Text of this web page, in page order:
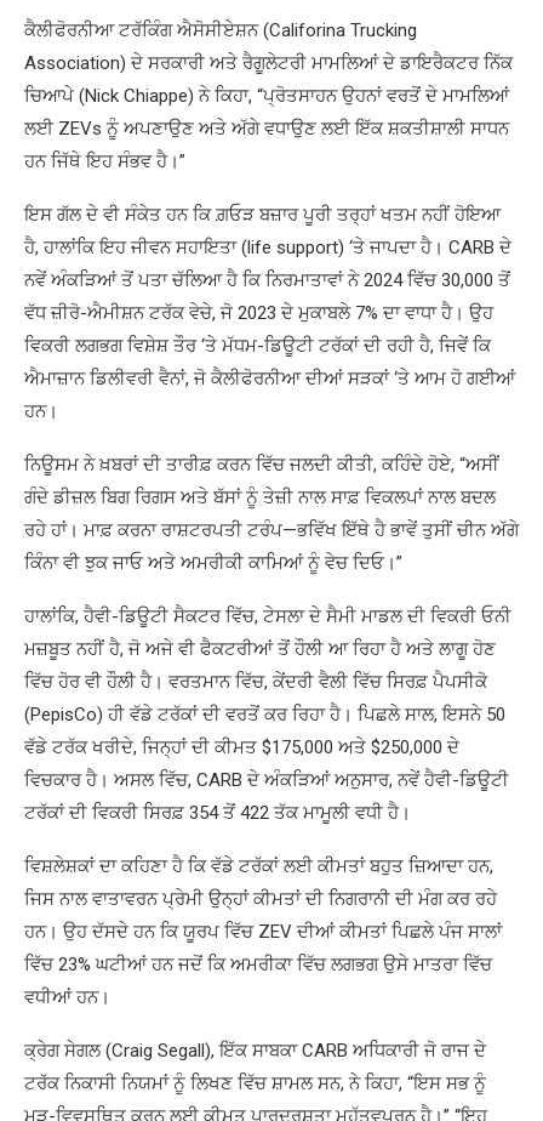
ਕੈਲੀਫੋਰਨੀਆ ਟਰੱਕਿੰਗ ਐਸੋਸੀਏਸ਼ਨ (Califorina Trucking
Association) ਦੇ ਸਰਕਾਰੀ ਅਤੇ ਰੈਗੂਲੇਟਰੀ ਮਾਮਲਿਆਂ ਦੇ ਡਾਇਰੈਕਟਰ ਨਿੱਕ
ਚਿਆਪੇ (Nick Chiappe) ਨੇ ਕਿਹਾ, “ਪ੍ਰੋਤਸਾਹਨ ਉਹਨਾਂ ਵਰਤੋਂ ਦੇ ਮਾਮਲਿਆਂ
ਲਈ ZEVs ਨੂੰ ਅਪਣਾਉਣ ਅਤੇ ਅੱਗੇ ਵਧਾਉਣ ਲਈ ਇੱਕ ਸ਼ਕਤੀਸ਼ਾਲੀ ਸਾਧਨ
ਹਨ ਜਿੱਥੇ ਇਹ ਸੰਭਵ ਹੈ।”
ਇਸ ਗੱਲ ਦੇ ਵੀ ਸੰਕੇਤ ਹਨ ਕਿ ਗ਼ਓੜ ਬਜ਼ਾਰ ਪੂਰੀ ਤਰ੍ਹਾਂ ਖਤਮ ਨਹੀਂ ਹੋਇਆ
ਹੈ, ਹਾਲਾਂਕਿ ਇਹ ਜੀਵਨ ਸਹਾਇਤਾ (life support) ‘ਤੇ ਜਾਪਦਾ ਹੈ। CARB ਦੇ
ਨਵੇਂ ਅੰਕੜਿਆਂ ਤੋਂ ਪਤਾ ਚੱਲਿਆ ਹੈ ਕਿ ਨਿਰਮਾਤਾਵਾਂ ਨੇ 2024 ਵਿੱਚ 30,000 ਤੋਂ
ਵੱਧ ਜ਼ੀਰੋ-ਐਮੀਸ਼ਨ ਟਰੱਕ ਵੇਚੇ, ਜੋ 2023 ਦੇ ਮੁਕਾਬਲੇ 7% ਦਾ ਵਾਧਾ ਹੈ। ਉਹ
ਵਿਕਰੀ ਲਗਭਗ ਵਿਸ਼ੇਸ਼ ਤੌਰ ‘ਤੇ ਮੱਧਮ-ਡਿਊਟੀ ਟਰੱਕਾਂ ਦੀ ਰਹੀ ਹੈ, ਜਿਵੇਂ ਕਿ
ਐਮਾਜ਼ਾਨ ਡਿਲੀਵਰੀ ਵੈਨਾਂ, ਜੋ ਕੈਲੀਫੋਰਨੀਆ ਦੀਆਂ ਸੜਕਾਂ ‘ਤੇ ਆਮ ਹੋ ਗਈਆਂ
ਹਨ।
ਨਿਊਸਮ ਨੇ ਖ਼ਬਰਾਂ ਦੀ ਤਾਰੀਫ਼ ਕਰਨ ਵਿੱਚ ਜਲਦੀ ਕੀਤੀ, ਕਹਿੰਦੇ ਹੋਏ, “ਅਸੀਂ
ਗੰਦੇ ਡੀਜ਼ਲ ਬਿਗ ਰਿਗਸ ਅਤੇ ਬੱਸਾਂ ਨੂੰ ਤੇਜ਼ੀ ਨਾਲ ਸਾਫ਼ ਵਿਕਲਪਾਂ ਨਾਲ ਬਦਲ
ਰਹੇ ਹਾਂ। ਮਾਫ਼ ਕਰਨਾ ਰਾਸ਼ਟਰਪਤੀ ਟਰੰਪ—ਭਵਿੱਖ ਇੱਥੇ ਹੈ ਭਾਵੇਂ ਤੁਸੀਂ ਚੀਨ ਅੱਗੇ
ਕਿੰਨਾ ਵੀ ਝੁਕ ਜਾਓ ਅਤੇ ਅਮਰੀਕੀ ਕਾਮਿਆਂ ਨੂੰ ਵੇਚ ਦਿਓ।”
ਹਾਲਾਂਕਿ, ਹੈਵੀ-ਡਿਊਟੀ ਸੈਕਟਰ ਵਿੱਚ, ਟੇਸਲਾ ਦੇ ਸੈਮੀ ਮਾਡਲ ਦੀ ਵਿਕਰੀ ਓਨੀ
ਮਜ਼ਬੂਤ ​​ਨਹੀਂ ਹੈ, ਜੋ ਅਜੇ ਵੀ ਫੈਕਟਰੀਆਂ ਤੋਂ ਹੌਲੀ ਆ ਰਿਹਾ ਹੈ ਅਤੇ ਲਾਗੂ ਹੋਣ
ਵਿੱਚ ਹੋਰ ਵੀ ਹੌਲੀ ਹੈ। ਵਰਤਮਾਨ ਵਿੱਚ, ਕੇਂਦਰੀ ਵੈਲੀ ਵਿੱਚ ਸਿਰਫ਼ ਪੈਪਸੀਕੋ
(PepisCo) ਹੀ ਵੱਡੇ ਟਰੱਕਾਂ ਦੀ ਵਰਤੋਂ ਕਰ ਰਿਹਾ ਹੈ। ਪਿਛਲੇ ਸਾਲ, ਇਸਨੇ 50
ਵੱਡੇ ਟਰੱਕ ਖਰੀਦੇ, ਜਿਨ੍ਹਾਂ ਦੀ ਕੀਮਤ $175,000 ਅਤੇ $250,000 ਦੇ
ਵਿਚਕਾਰ ਹੈ। ਅਸਲ ਵਿੱਚ, CARB ਦੇ ਅੰਕੜਿਆਂ ਅਨੁਸਾਰ, ਨਵੇਂ ਹੈਵੀ-ਡਿਊਟੀ
ਟਰੱਕਾਂ ਦੀ ਵਿਕਰੀ ਸਿਰਫ਼ 354 ਤੋਂ 422 ਤੱਕ ਮਾਮੂਲੀ ਵਧੀ ਹੈ।
ਵਿਸ਼ਲੇਸ਼ਕਾਂ ਦਾ ਕਹਿਣਾ ਹੈ ਕਿ ਵੱਡੇ ਟਰੱਕਾਂ ਲਈ ਕੀਮਤਾਂ ਬਹੁਤ ਜ਼ਿਆਦਾ ਹਨ,
ਜਿਸ ਨਾਲ ਵਾਤਾਵਰਨ ਪ੍ਰੇਮੀ ਉਨ੍ਹਾਂ ਕੀਮਤਾਂ ਦੀ ਨਿਗਰਾਨੀ ਦੀ ਮੰਗ ਕਰ ਰਹੇ
ਹਨ। ਉਹ ਦੱਸਦੇ ਹਨ ਕਿ ਯੂਰਪ ਵਿੱਚ ZEV ਦੀਆਂ ਕੀਮਤਾਂ ਪਿਛਲੇ ਪੰਜ ਸਾਲਾਂ
ਵਿੱਚ 23% ਘਟੀਆਂ ਹਨ ਜਦੋਂ ਕਿ ਅਮਰੀਕਾ ਵਿੱਚ ਲਗਭਗ ਉਸੇ ਮਾਤਰਾ ਵਿੱਚ
ਵਧੀਆਂ ਹਨ।
ਕ੍ਰੇਗ ਸੇਗਲ (Craig Segall), ਇੱਕ ਸਾਬਕਾ CARB ਅਧਿਕਾਰੀ ਜੋ ਰਾਜ ਦੇ
ਟਰੱਕ ਨਿਕਾਸੀ ਨਿਯਮਾਂ ਨੂੰ ਲਿਖਣ ਵਿੱਚ ਸ਼ਾਮਲ ਸਨ, ਨੇ ਕਿਹਾ, “ਇਸ ਸਭ ਨੂੰ
ਮੁੜ-ਵਿਵਸਥਿਤ ਕਰਨ ਲਈ ਕੀਮਤ ਪਾਰਦਰਸ਼ਤਾ ਮਹੱਤਵਪੂਰਨ ਹੈ।” “ਇਹ